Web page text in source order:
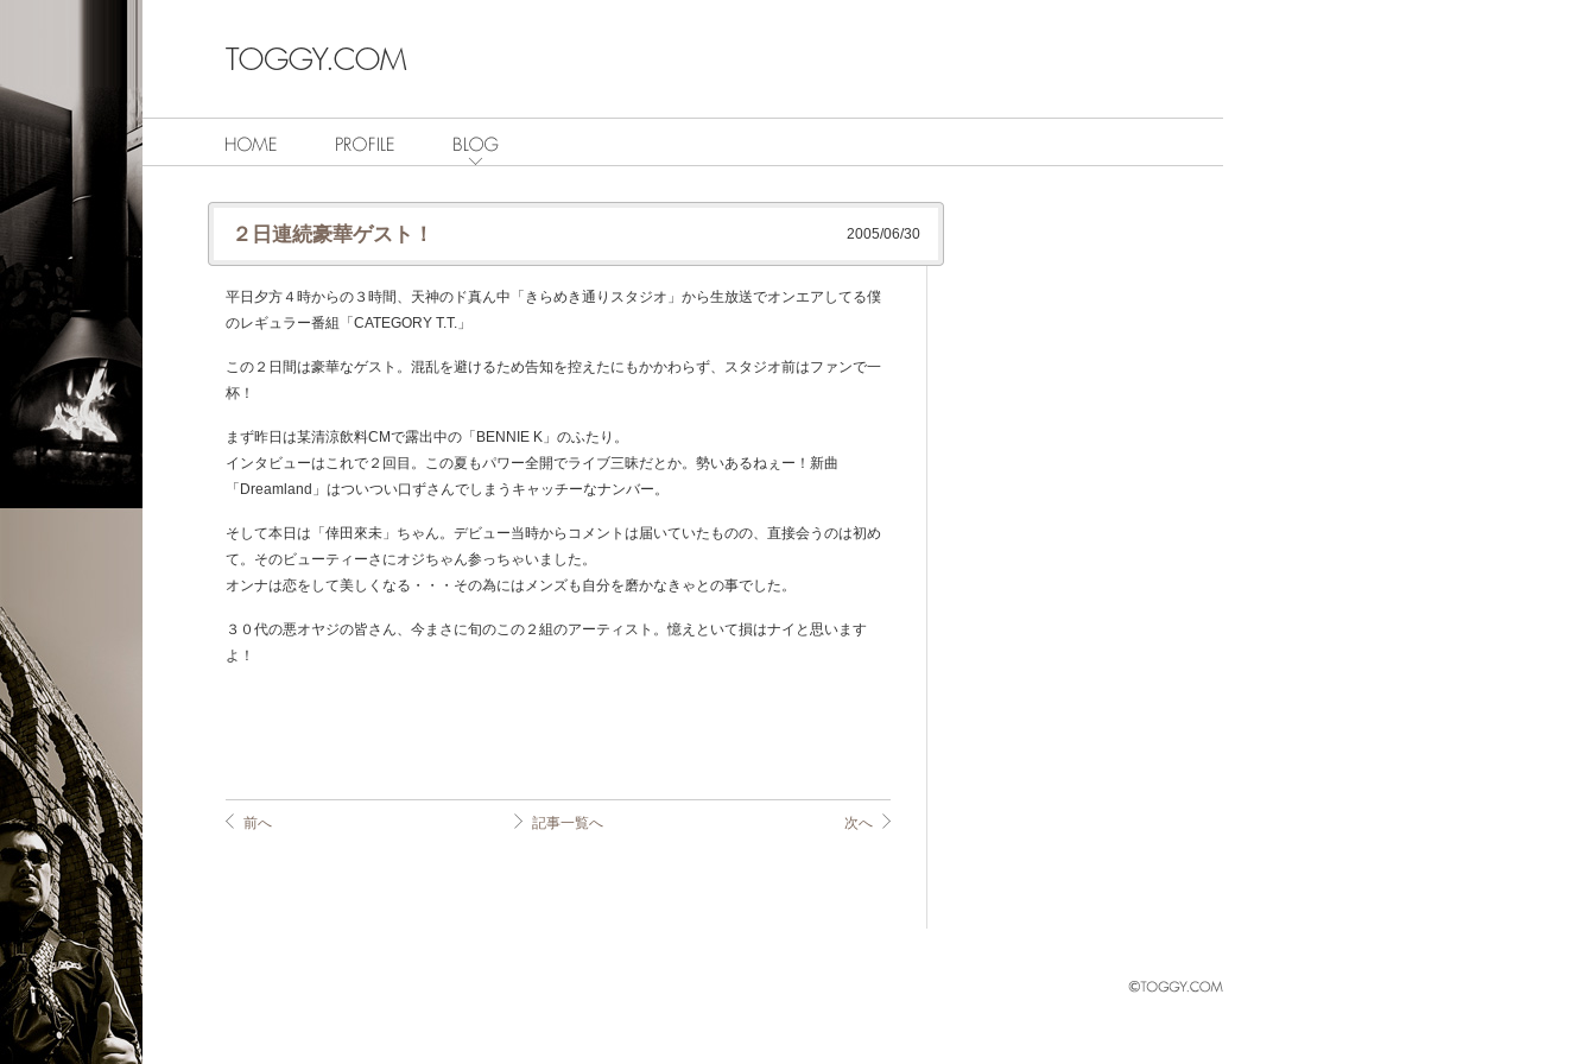
２日連続豪華ゲスト！ 2005/06/30
平日夕方４時からの３時間、天神のド真ん中「きらめき通りスタジオ」から生放送でオンエアしてる僕
のレギュラー番組「CATEGORY T.T.」
この２日間は豪華なゲスト。混乱を避けるため告知を控えたにもかかわらず、スタジオ前はファンで一
杯！
まず昨日は某清涼飲料CMで露出中の「BENNIE K」のふたり。
インタビューはこれで２回目。この夏もパワー全開でライブ三昧だとか。勢いあるねぇー！新曲
「Dreamland」はついつい口ずさんでしまうキャッチーなナンバー。
そして本日は「倖田來未」ちゃん。デビュー当時からコメントは届いていたものの、直接会うのは初め
て。そのビューティーさにオジちゃん参っちゃいました。
オンナは恋をして美しくなる・・・その為にはメンズも自分を磨かなきゃとの事でした。
３０代の悪オヤジの皆さん、今まさに旬のこの２組のアーティスト。憶えといて損はナイと思います
よ！
前へ 記事一覧へ 次へ